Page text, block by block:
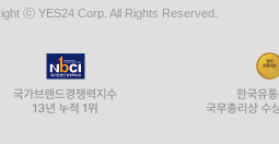
ⓒ YES24 Corp. All Rights Reserved.